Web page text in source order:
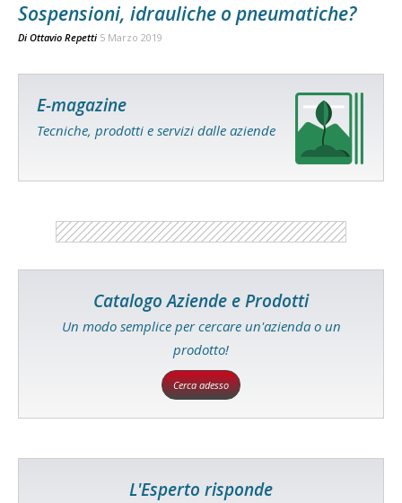
Sospensioni, idrauliche o pneumatiche?
Di Ottavio Repetti 5 Marzo 2019
E-magazine
Tecniche, prodotti e servizi dalle aziende
Catalogo Aziende e Prodotti
Un modo semplice per cercare un'azienda o un
prodotto!
Cerca adesso
L'Esperto risponde